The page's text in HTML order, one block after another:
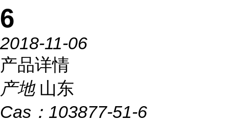
6
2018-11-06
产品详情
产地 山东
Cas： 103877-51-6